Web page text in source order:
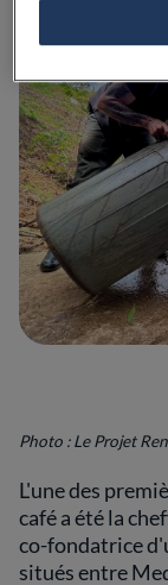
Photo : Le Projet
L'une des
café a été la
co-fondatrice
situés entre